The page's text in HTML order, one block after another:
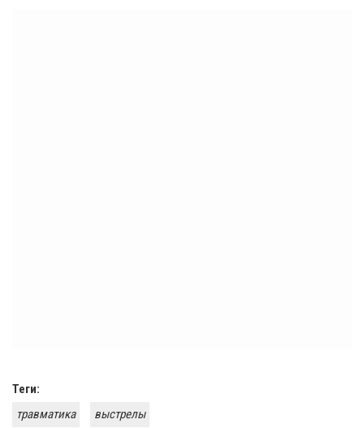
Теги:
травматика
выстрелы